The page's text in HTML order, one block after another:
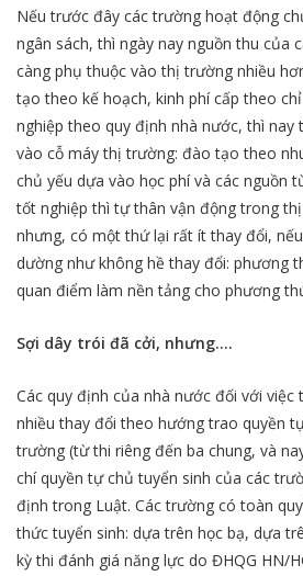
Nếu trước đây các trường hoạt động
ngân sách, thì ngày nay nguồn thu của
càng phụ thuộc vào thị trường nhiều
tạo theo kế hoạch, kinh phí cấp theo
nghiệp theo quy định nhà nước, thì nay
vào cỗ máy thị trường: đào tạo theo
chủ yếu dựa vào học phí và các nguồn
tốt nghiệp thì tự thân vận động trong
nhưng, có một thứ lại rất ít thay đổi,
dường như không hề thay đổi: phương
quan điểm làm nền tảng cho phương
Sợi dây trói đã cởi, nhưng….
Các quy định của nhà nước đối với việc
nhiều thay đổi theo hướng trao quyền
trường (từ thi riêng đến ba chung, và
chí quyền tự chủ tuyển sinh của các
định trong Luật. Các trường có toàn
thức tuyển sinh: dựa trên học bạ, dựa
kỳ thi đánh giá năng lực do ĐHQG HN/